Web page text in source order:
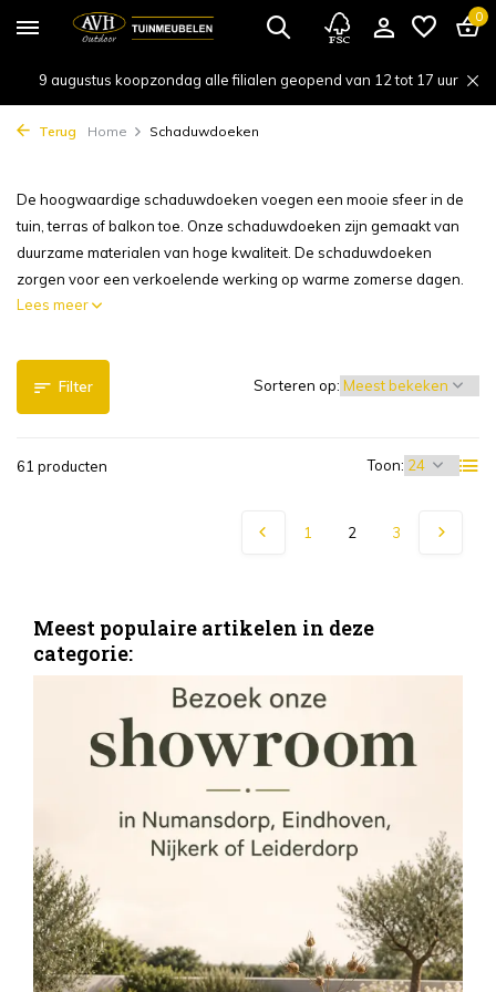
0
9 augustus koopzondag alle filialen geopend van 12 tot 17 uur
Terug Home Schaduwdoeken
De hoogwaardige schaduwdoeken voegen een mooie sfeer in de
tuin, terras of balkon toe. Onze schaduwdoeken zijn gemaakt van
duurzame materialen van hoge kwaliteit. De schaduwdoeken
zorgen voor een verkoelende werking op warme zomerse dagen.
Lees meer
Filter
61 producten Toon:
Sorteren op:
1 2 3
Meest populaire artikelen in deze
categorie: